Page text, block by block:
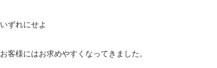
いずれにせよ
お客様にはお求めやすくなってきました。